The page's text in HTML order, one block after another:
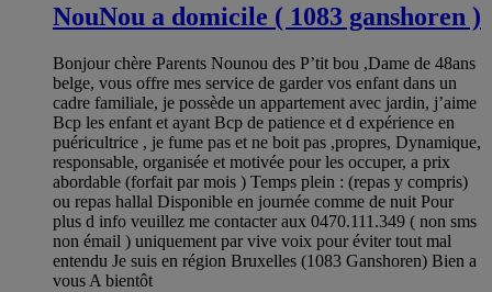
NouNou a domicile ( 1083 ganshoren )
Bonjour chère Parents Nounou des P’tit bou ,Dame de 48ans
belge, vous offre mes service de garder vos enfant dans un
cadre familiale, je possède un appartement avec jardin, j’aime
Bcp les enfant et ayant Bcp de patience et d expérience en
puéricultrice , je fume pas et ne boit pas ,propres, Dynamique,
responsable, organisée et motivée pour les occuper, a prix
abordable (forfait par mois ) Temps plein : (repas y compris)
ou repas hallal Disponible en journée comme de nuit Pour
plus d info veuillez me contacter aux 0470.111.349 ( non sms
non émail ) uniquement par vive voix pour éviter tout mal
entendu Je suis en région Bruxelles (1083 Ganshoren) Bien a
vous A bientôt